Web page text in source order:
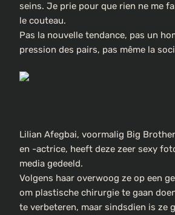
seins. Je prie pour que rien ne me
le couteau.
Pas la nouvelle tendance, pas un
pression des pairs, pas même la
Lilian Afegbai, voormalig Big
en -actrice, heeft deze zeer sexy
media gedeeld.
Volgens haar overwoog ze op een
om plastische chirurgie te gaan
te verbeteren, maar sindsdien is ze